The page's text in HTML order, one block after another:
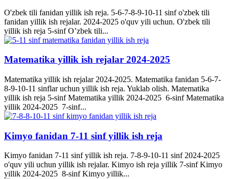
O'zbek tili fanidan yillik ish reja. 5-6-7-8-9-10-11 sinf o'zbek tili
fanidan yillik ish rejalar. 2024-2025 o'quv yili uchun. O'zbek tili
yillik ish reja 5-sinf O’zbek tili...
Matematika yillik ish rejalar 2024-2025
Matematika yillik ish rejalar 2024-2025. Matematika fanidan 5-6-7-
8-9-10-11 sinflar uchun yillik ish reja. Yuklab olish. Matematika
yillik ish reja 5-sinf Matematika yillik 2024-2025 6-sinf Matematika
yillik 2024-2025 7-sinf...
Kimyo fanidan 7-11 sinf yillik ish reja
Kimyo fanidan 7-11 sinf yillik ish reja. 7-8-9-10-11 sinf 2024-2025
o'quv yili uchun yillik ish rejalar. Kimyo ish reja yillik 7-sinf Kimyo
yillik 2024-2025 8-sinf Kimyo yillik...